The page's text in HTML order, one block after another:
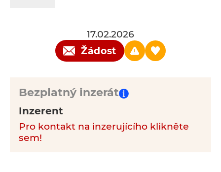
17.02.2026
Žádost
Bezplatný inzerát
Inzerent
Pro kontakt na inzerujícího klikněte
sem!